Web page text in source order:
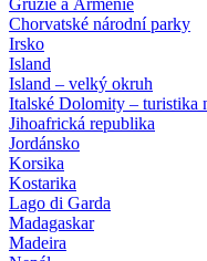
Gruzie a Arménie
Chorvatské národní parky
Irsko
Island
Island – velký okruh
Italské Dolomity – turistika
Jihoafrická republika
Jordánsko
Korsika
Kostarika
Lago di Garda
Madagaskar
Madeira